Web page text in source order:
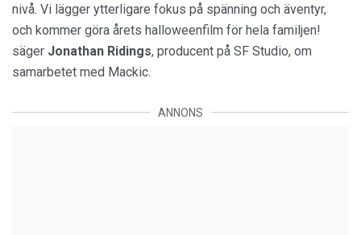
nivå. Vi lägger ytterligare fokus på spänning och äventyr,
och kommer göra årets halloweenfilm för hela familjen!
säger Jonathan Ridings, producent på SF Studio, om
samarbetet med Mackic.
ANNONS